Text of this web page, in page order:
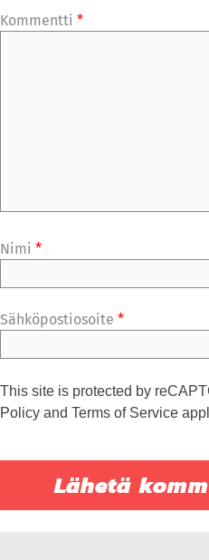
Kommentti *
Nimi *
Sähköpostiosoite *
This site is protected by
Policy and Terms of Service